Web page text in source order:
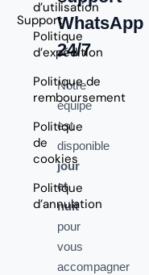
Support
d’utilisation
Politique
d’expédition
Politique de
remboursement
Politique
de
cookies
Politique
d’annulation
WhatsApp
24/7
Notre
équipe
est
disponible
jour
et
nuit
pour
vous
accompagner